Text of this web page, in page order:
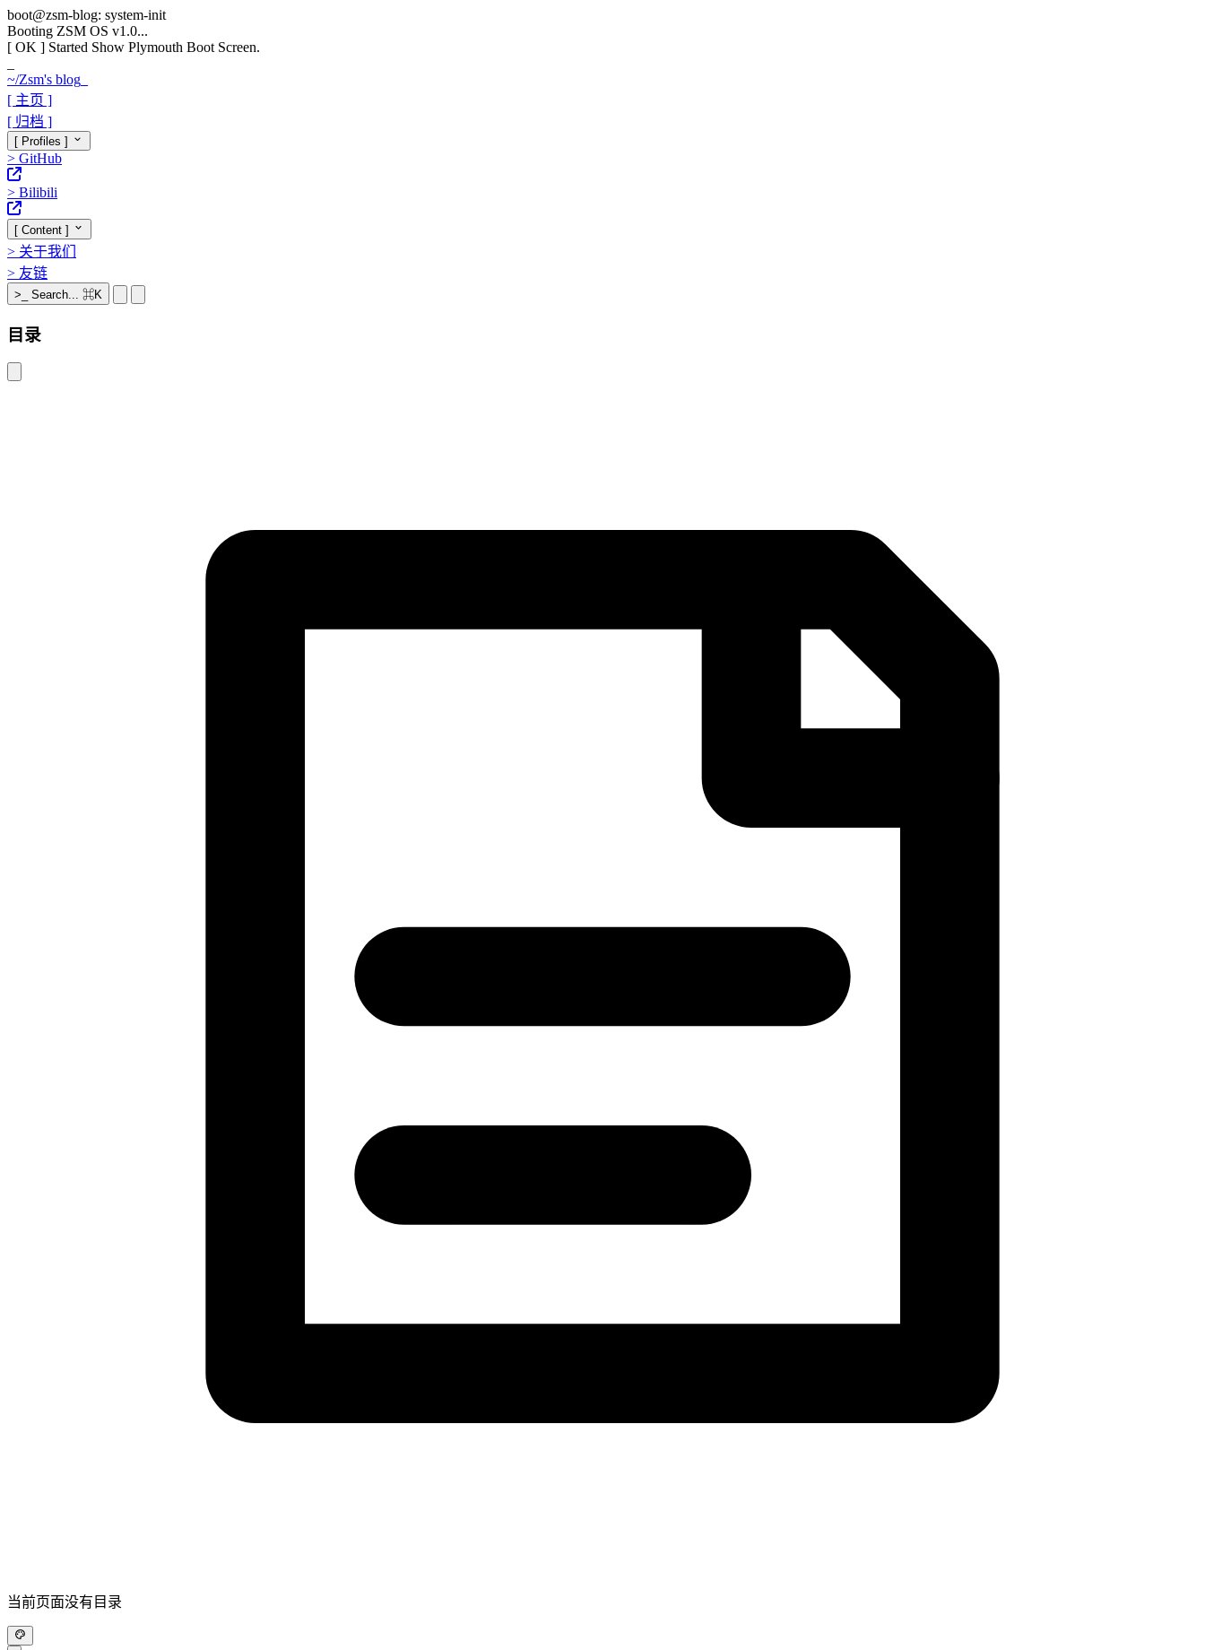
boot@zsm-blog: system-init
Booting ZSM OS v1.0...
[ OK ] Started Show Plymouth Boot Screen.
~/Zsm's blog
[ 主页 ]
[ 归档 ]
[ Profiles ]
> GitHub
> Bilibili
[ Content ]
> 关于我们
> 友链
>_ Search... ⌘K
目录
当前页面没有目录